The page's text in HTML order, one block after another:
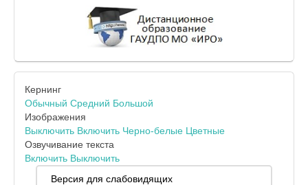
Кернинг
Обычный Средний Большой
Изображения
Выключить Включить Черно-белые Цветные
Озвучивание текста
Включить Выключить
Версия для слабовидящих